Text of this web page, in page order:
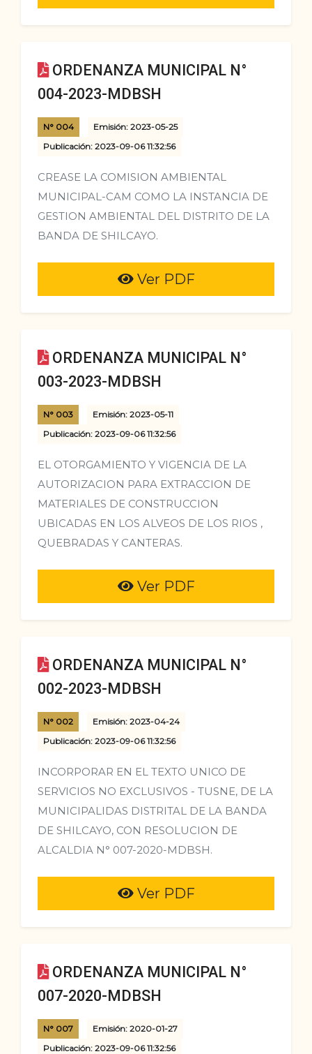
ORDENANZA MUNICIPAL N°
004-2023-MDBSH
N° 004
Emisión: 2023-05-25
Publicación: 2023-09-06 11:32:56
CREASE LA COMISION AMBIENTAL
MUNICIPAL-CAM COMO LA INSTANCIA DE
GESTION AMBIENTAL DEL DISTRITO DE LA
BANDA DE SHILCAYO.
Ver PDF
ORDENANZA MUNICIPAL N°
003-2023-MDBSH
N° 003
Emisión: 2023-05-11
Publicación: 2023-09-06 11:32:56
EL OTORGAMIENTO Y VIGENCIA DE LA
AUTORIZACION PARA EXTRACCION DE
MATERIALES DE CONSTRUCCION
UBICADAS EN LOS ALVEOS DE LOS RIOS ,
QUEBRADAS Y CANTERAS.
Ver PDF
ORDENANZA MUNICIPAL N°
002-2023-MDBSH
N° 002
Emisión: 2023-04-24
Publicación: 2023-09-06 11:32:56
INCORPORAR EN EL TEXTO UNICO DE
SERVICIOS NO EXCLUSIVOS - TUSNE, DE LA
MUNICIPALIDAS DISTRITAL DE LA BANDA
DE SHILCAYO, CON RESOLUCION DE
ALCALDIA N° 007-2020-MDBSH.
Ver PDF
ORDENANZA MUNICIPAL N°
007-2020-MDBSH
N° 007
Emisión: 2020-01-27
Publicación: 2023-09-06 11:32:56